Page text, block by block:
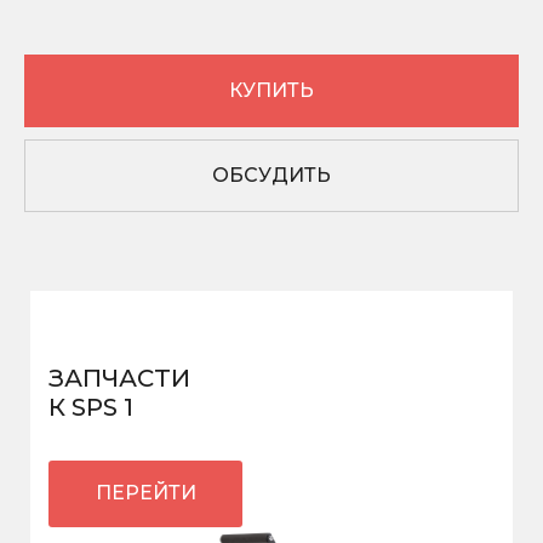
КУПИТЬ
ОБСУДИТЬ
ЗАПЧАСТИ
К SPS 1
ПЕРЕЙТИ